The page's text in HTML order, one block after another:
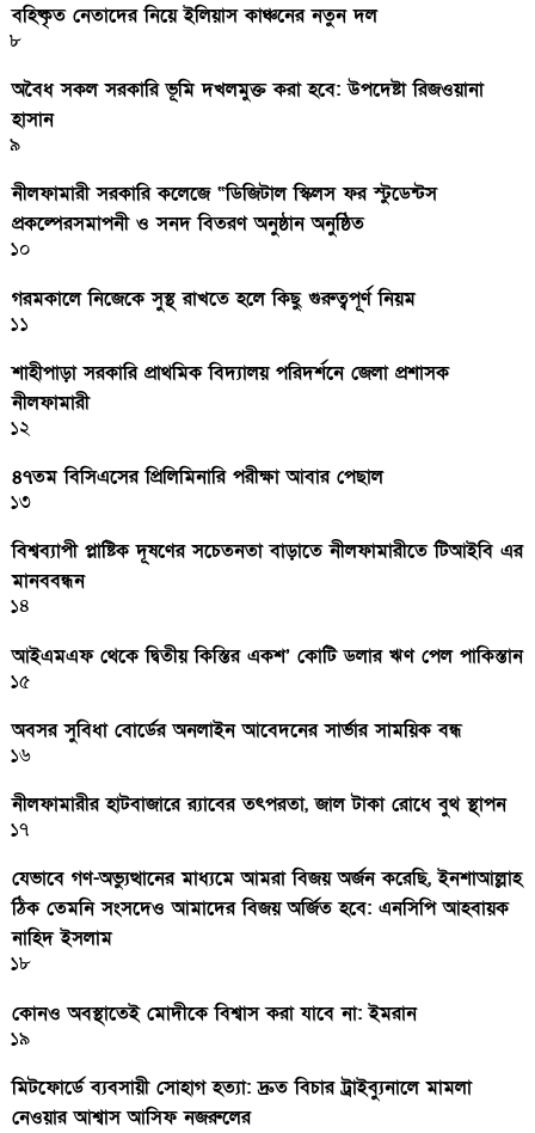
বহিষ্কৃত নেতাদের নিয়ে ইলিয়াস কাঞ্চনের নতুন দল
৮
অবৈধ সকল সরকারি ভূমি দখলমুক্ত করা হবে: উপদেষ্টা রিজওয়ানা
হাসান
৯
নীলফামারী সরকারি কলেজে “ডিজিটাল স্কিলস ফর স্টুডেন্টস
প্রকল্পেরসমাপনী ও সনদ বিতরণ অনুষ্ঠান অনুষ্ঠিত
১০
গরমকালে নিজেকে সুস্থ রাখতে হলে কিছু গুরুত্বপূর্ণ নিয়ম
১১
শাহীপাড়া সরকারি প্রাথমিক বিদ্যালয় পরিদর্শনে জেলা প্রশাসক
নীলফামারী
১২
৪৭তম বিসিএসের প্রিলিমিনারি পরীক্ষা আবার পেছাল
১৩
বিশ্বব্যাপী প্লাষ্টিক দূষণের সচেতনতা বাড়াতে নীলফামারীতে টিআইবি এর
মানববন্ধন
১৪
আইএমএফ থেকে দ্বিতীয় কিস্তির একশ’ কোটি ডলার ঋণ পেল পাকিস্তান
১৫
অবসর সুবিধা বোর্ডের অনলাইন আবেদনের সার্ভার সাময়িক বন্ধ
১৬
নীলফামারীর হাটবাজারে র‌্যাবের তৎপরতা, জাল টাকা রোধে বুথ স্থাপন
১৭
যেভাবে গণ-অভ্যুত্থানের মাধ্যমে আমরা বিজয় অর্জন করেছি, ইনশাআল্লাহ
ঠিক তেমনি সংসদেও আমাদের বিজয় অর্জিত হবে: এনসিপি আহবায়ক
নাহিদ ইসলাম
১৮
কোনও অবস্থাতেই মোদীকে বিশ্বাস করা যাবে না: ইমরান
১৯
মিটফোর্ডে ব্যবসায়ী সোহাগ হত্যা: দ্রুত বিচার ট্রাইব্যুনালে মামলা
নেওয়ার আশ্বাস আসিফ নজরুলের